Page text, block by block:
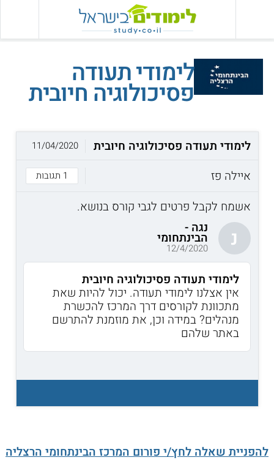
לימודי תעודה
פסיכולוגיה חיובית
לימודי תעודה פסיכולוגיה חיובית
איילה פז
1 תגובות
11/04/2020
אשמח לקבל פרטים לגבי קורס בנושא.
נ נגה -
הבינתחומי
12/4/2020
לימודי תעודה פסיכולוגיה חיובית
אין אצלנו לימודי תעודה. יכול להיות שאת
מתכוונת לקורסים דרך המרכז להכשרת
מנהלים? במידה וכן, את מוזמנת להתרשם
באתר שלהם
להפניית שאלה לחץ/י פורום המרכז הבינתחומי הרצליה